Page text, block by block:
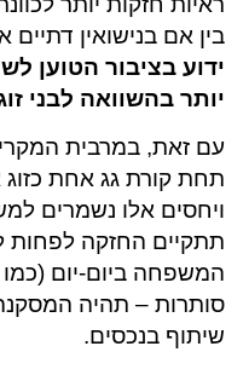
בין אם בנישואין דתיים
ידוע בציבור הטוען
יותר בהשוואה לבני
עם זאת, במרבית
תחת קורת גג אחת
ויחסים אלו נשמרים
תתקיים החזקה לפחות
המשפחה ביום-יום (כמו
סותרות – תהיה המסקנה
שיתוף בנכסים.